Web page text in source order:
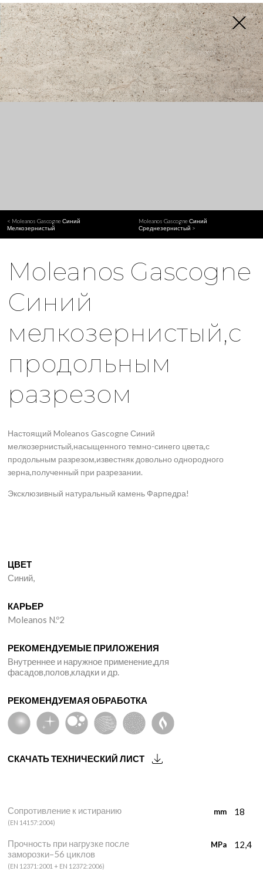
< Moleanos Gascogne Синий
Мелкозернистый
Moleanos Gascogne Синий
Среднезернистый >
Moleanos Gascogne
Синий
мелкозернистый,с
продольным
разрезом
Настоящий Moleanos Gascogne Синий
мелкозернистый,насыщенного темно-синего цвета,с
продольным разрезом,известняк довольно однородного
зерна,полученный при разрезании.
Эксклюзивный натуральный камень Фарпедра!
ЦВЕТ
Синий,
КАРЬЕР
Moleanos N.º2
РЕКОМЕНДУЕМЫЕ ПРИЛОЖЕНИЯ
Внутреннее и наружное применение,для
фасадов,полов,кладки и др.
РЕКОМЕНДУЕМАЯ ОБРАБОТКА
СКАЧАТЬ ТЕХНИЧЕСКИЙ ЛИСТ
Сопротивление к истиранию
(EN 14157:2004)
mm 18
Прочность при нагрузке после
заморозки–56 циклов
(EN 12371:2001 + EN 12372:2006)
MPa 12,4